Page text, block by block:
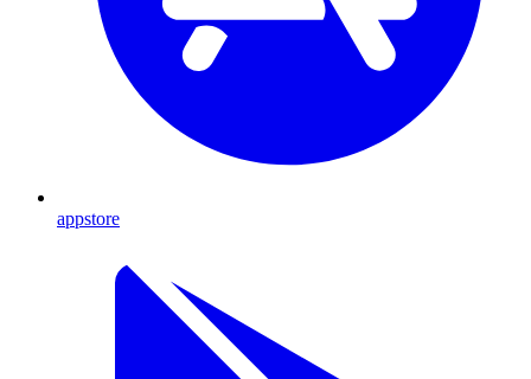
appstore